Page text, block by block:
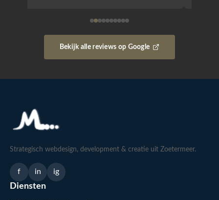
Bekijk alle reviews op Google
Strategisch webdesign, development & creatie uit Zoetermeer.
f in ig
Diensten